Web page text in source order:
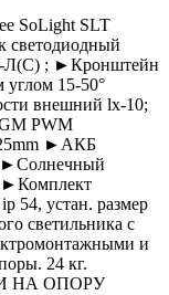
SoLight SLT
светодиодный
Л(С) ; ►Кронштейн
углом 15-50°
внешний lx-10;
PWM
►АКБ
►Солнечный
►Комплект
54, устан. размер
светильника с
и
24 кг.
НА ОПОРУ